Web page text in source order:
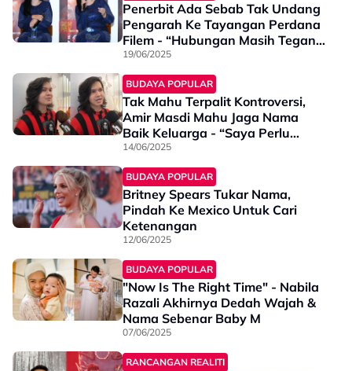
Penerbit Ada Sebab Tak Undang
Pengarah Ke Tayangan Perdana
Filem - “Hubungan Masih Tegang,
Kes Mahkamah Sedang Berjalan”
19/06/2025
BUDAYA POPULAR
Tak Mahu Terpalit Kontroversi,
Amir Masdi Mahu Jaga Nama
Baik Keluarga - “Saya Perlu
Tunjukkan...”
14/06/2025
BUDAYA POPULAR
Britney Spears Tukar Nama,
Pindah Ke Mexico Untuk Cari
Ketenangan
12/06/2025
BUDAYA POPULAR
"Now Is The Right Time" - Nabila
Razali Akhirnya Dedah Wajah &
Nama Sebenar Baby M
07/06/2025
RANCANGAN REALITI